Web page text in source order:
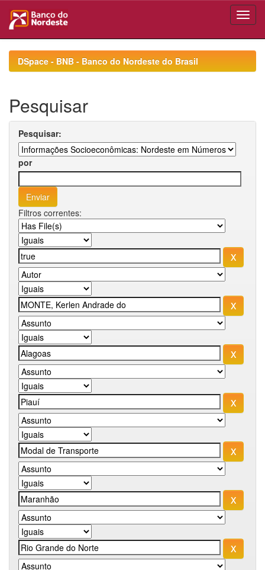
navigationDSpace - BNB - Banco do Nordeste do Brasil
Pesquisar
Pesquisar:
por
Filtros correntes: